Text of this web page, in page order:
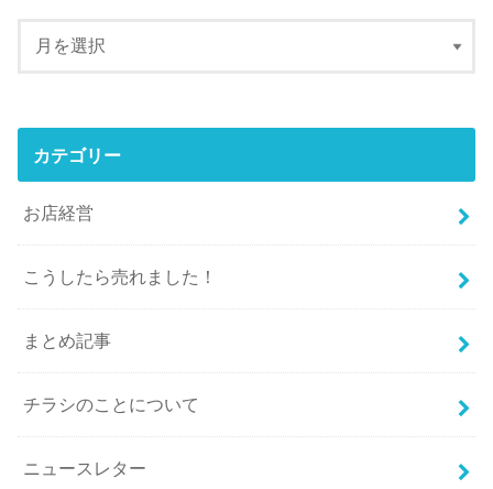
カテゴリー
お店経営
こうしたら売れました！
まとめ記事
チラシのことについて
ニュースレター